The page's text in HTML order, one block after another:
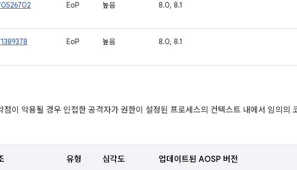
EoP 높음 8.0, 8.1
EoP 높음 8.0, 8.1
점이 악용될 경우 인접한 공격자가 권한이 설정된 프로세스의 컨텍스트 내에서 임의의
유형 심각도 업데이트된 AOSP 버전